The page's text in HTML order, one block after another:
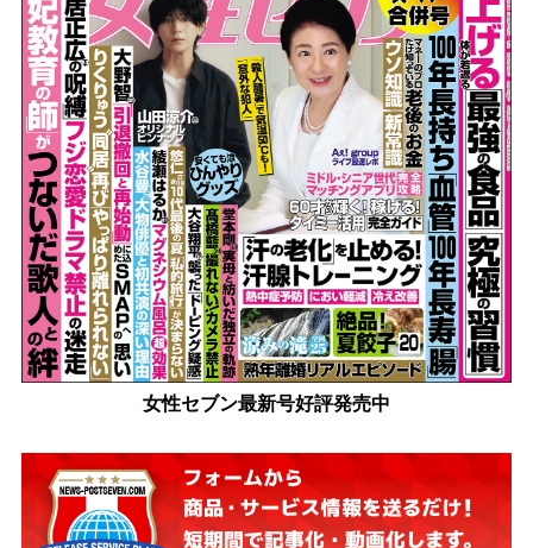
女性セブン最新号好評発売中